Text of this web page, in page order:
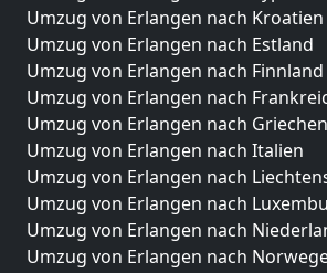
Umzug von Erlangen nach Kroatien
Umzug von Erlangen nach Estland
Umzug von Erlangen nach Finnland
Umzug von Erlangen nach
Umzug von Erlangen nach
Umzug von Erlangen nach Italien
Umzug von Erlangen nach
Umzug von Erlangen nach
Umzug von Erlangen nach
Umzug von Erlangen nach